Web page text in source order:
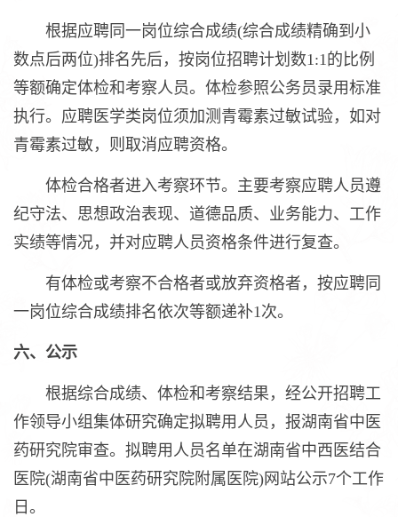
根据应聘同一岗位综合成绩(综合成绩精确到小
数点后两位)排名先后，按岗位招聘计划数1:1的比例
等额确定体检和考察人员。体检参照公务员录用标准
执行。应聘医学类岗位须加测青霉素过敏试验，如对
青霉素过敏，则取消应聘资格。
体检合格者进入考察环节。主要考察应聘人员遵
纪守法、思想政治表现、道德品质、业务能力、工作
实绩等情况，并对应聘人员资格条件进行复查。
有体检或考察不合格者或放弃资格者，按应聘同
一岗位综合成绩排名依次等额递补1次。
六、公示
根据综合成绩、体检和考察结果，经公开招聘工
作领导小组集体研究确定拟聘用人员，报湖南省中医
药研究院审查。拟聘用人员名单在湖南省中西医结合
医院(湖南省中医药研究院附属医院)网站公示7个工作
日。